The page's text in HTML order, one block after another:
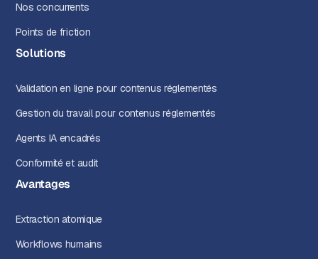
Nos concurrents
Points de friction
Solutions
Validation en ligne pour contenus réglementés
Gestion du travail pour contenus réglementés
Agents IA encadrés
Conformité et audit
Avantages
Extraction atomique
Workflows humains